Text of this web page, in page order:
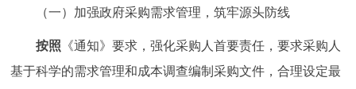
（一）加强政府采购需求管理，筑牢源头防线
按照 《通知》要求，强化采购人首要责任，要求采购人
基于科学的需求管理和成本调查编制采购文件，合理设定最